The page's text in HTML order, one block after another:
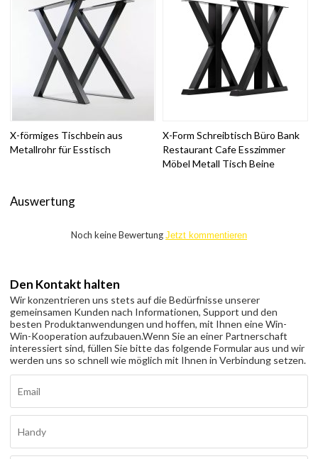
X-förmiges Tischbein aus
Metallrohr für Esstisch
X-Form Schreibtisch Büro Bank
Restaurant Cafe Esszimmer
Möbel Metall Tisch Beine
Auswertung
Noch keine Bewertung Jetzt kommentieren
Den Kontakt halten
Wir konzentrieren uns stets auf die Bedürfnisse unserer
gemeinsamen Kunden nach Informationen, Support und den
besten Produktanwendungen und hoffen, mit Ihnen eine Win-
Win-Kooperation aufzubauen.Wenn Sie an einer Partnerschaft
interessiert sind, füllen Sie bitte das folgende Formular aus und wir
werden uns so schnell wie möglich mit Ihnen in Verbindung setzen.